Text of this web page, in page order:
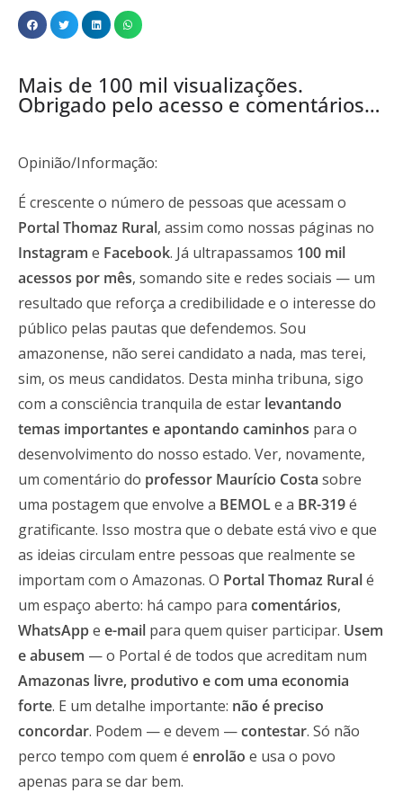
Mais de 100 mil visualizações.
Obrigado pelo acesso e comentários…
Opinião/Informação:
É crescente o número de pessoas que acessam o
Portal Thomaz Rural, assim como nossas páginas no
Instagram e Facebook. Já ultrapassamos 100 mil
acessos por mês, somando site e redes sociais — um
resultado que reforça a credibilidade e o interesse do
público pelas pautas que defendemos. Sou
amazonense, não serei candidato a nada, mas terei,
sim, os meus candidatos. Desta minha tribuna, sigo
com a consciência tranquila de estar levantando
temas importantes e apontando caminhos para o
desenvolvimento do nosso estado. Ver, novamente,
um comentário do professor Maurício Costa sobre
uma postagem que envolve a BEMOLe a BR-319é
gratificante. Isso mostra que o debate está vivo e que
as ideias circulam entre pessoas que realmente se
importam com o Amazonas. O Portal Thomaz Ruralé
um espaço aberto: há campo para comentários,
WhatsAppe e-mail para quem quiser participar. Usem
e abusem — o Portal é de todos que acreditam num
Amazonas livre, produtivo e com uma economia
forte. E um detalhe importante: não é preciso
concordar. Podem — e devem —contestar. Só não
perco tempo com quem é enrolão e usa o povo
apenas para se dar bem.